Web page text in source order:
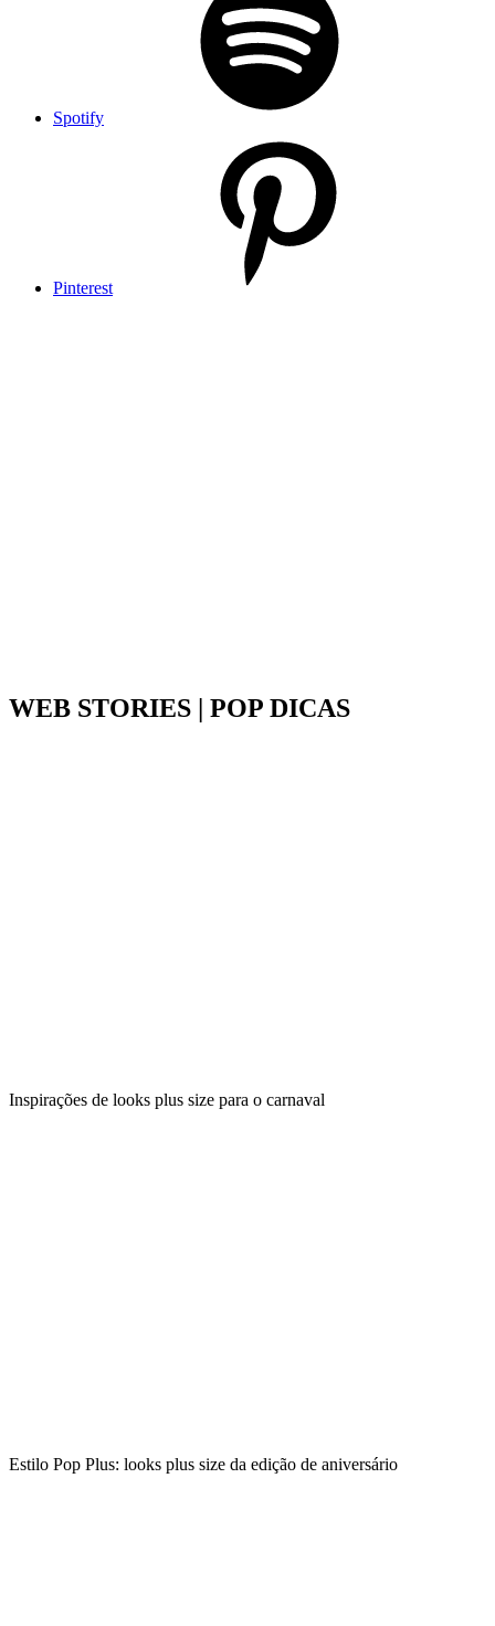
Spotify
Pinterest
WEB STORIES | POP DICAS
Inspirações de looks plus size para o carnaval
Estilo Pop Plus: looks plus size da edição de aniversário